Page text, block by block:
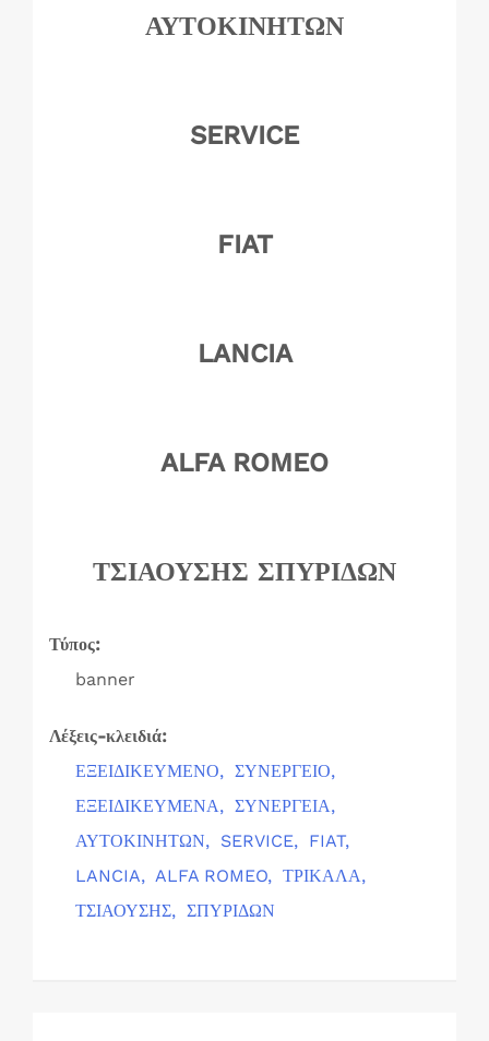
ΑΥΤΟΚΙΝΗΤΩΝ
SERVICE
FIAT
LANCIA
ALFA ROMEO
ΤΣΙΑΟΥΣΗΣ ΣΠΥΡΙΔΩΝ
Τύπος:
banner
Λέξεις-κλειδιά:
ΕΞΕΙΔΙΚΕΥΜΕΝΟ, ΣΥΝΕΡΓΕΙΟ,
ΕΞΕΙΔΙΚΕΥΜΕΝΑ, ΣΥΝΕΡΓΕΙΑ,
ΑΥΤΟΚΙΝΗΤΩΝ, SERVICE, FIAT,
LANCIA, ALFA ROMEO, ΤΡΙΚΑΛΑ,
ΤΣΙΑΟΥΣΗΣ, ΣΠΥΡΙΔΩΝ